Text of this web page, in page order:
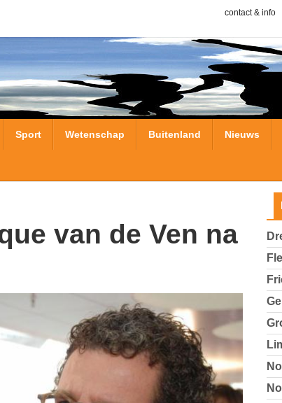
contact & info
Sport Wetenschap Buitenland Nieuws